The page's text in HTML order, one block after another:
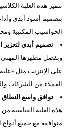
بتصميم أسود أبدي
الحواسيب المكتبية
تصميم أبدي لتعزيز
وبفضل مظهرها المهني
على الإنترنت مثل
العملاء من الشركات
توافق واسع النطاق
متوافقة مع جميع